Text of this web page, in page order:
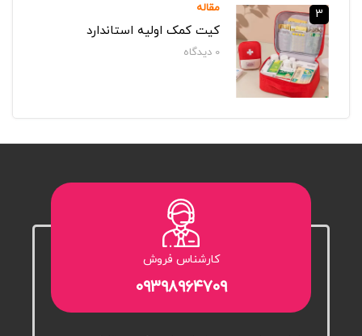
3 مقاله
کیت کمک اولیه استاندارد
0دیدگاه‌
کارشناس فروش
۰۹۳۹۸۹۶۴۷۰۹